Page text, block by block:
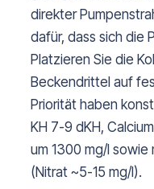
direkter
dafür, dass sich die
Platzieren Sie die
Beckendrittel auf
Priorität haben
KH 7-9 dKH,
um 1300 mg/l
(Nitrat ~5-15 mg/l).